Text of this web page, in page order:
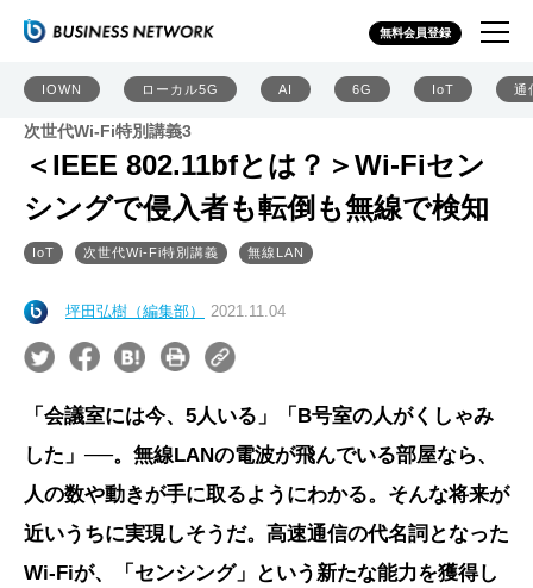
無料会員登録
IOWN ローカル5G AI 6G IoT 通
次世代Wi-Fi特別講義3
＜IEEE 802.11bfとは？＞Wi-Fiセン
シングで侵入者も転倒も無線で検知
IoT 次世代Wi-Fi特別講義 無線LAN
坪田弘樹（編集部） 2021.11.04
「会議室には今、5人いる」「B号室の人がくしゃみ
した」──。無線LANの電波が飛んでいる部屋なら、
人の数や動きが手に取るようにわかる。そんな将来が
近いうちに実現しそうだ。高速通信の代名詞となった
Wi-Fiが、「センシング」という新たな能力を獲得し